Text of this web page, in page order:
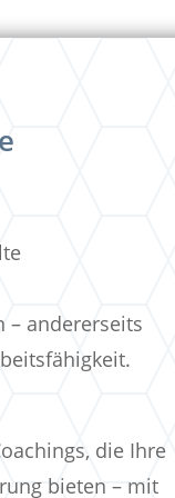
– andererseits
die Ihre
bieten – mit